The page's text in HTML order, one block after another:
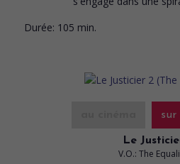
Durée: 105 min.
sur
Le
V.O.: The